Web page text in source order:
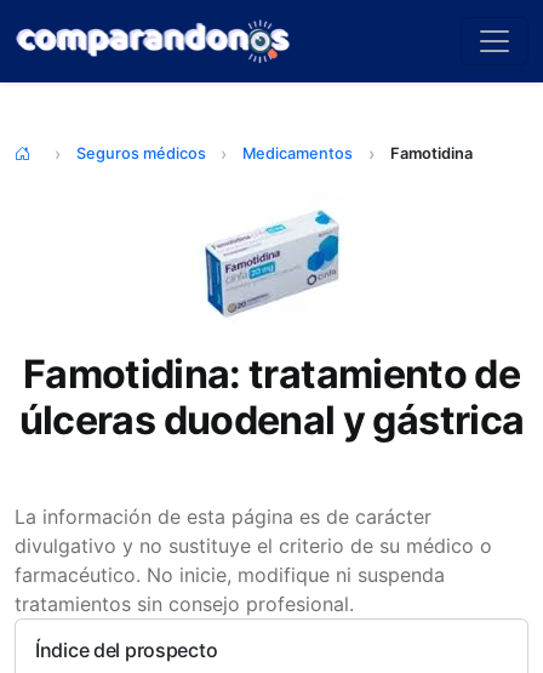
Seguros médicos Medicamentos Famotidina
Famotidina: tratamiento de
úlceras duodenal y gástrica
La información de esta página es de carácter
divulgativo y no sustituye el criterio de su médico o
farmacéutico. No inicie, modifique ni suspenda
tratamientos sin consejo profesional.
Índice del prospecto